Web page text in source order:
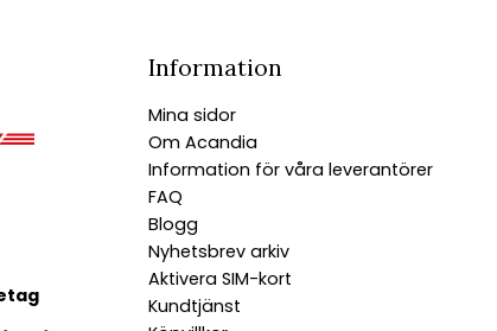
Information
Mina sidor
Om Acandia
Information för våra leverantörer
FAQ
Blogg
Nyhetsbrev arkiv
Aktivera SIM-kort
Kundtjänst